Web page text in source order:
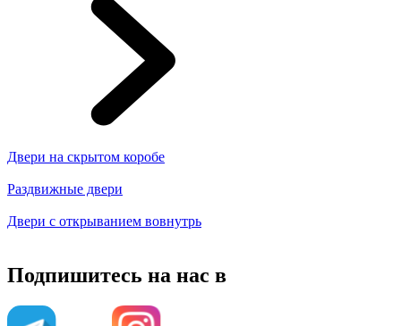
Двери на скрытом коробе
Раздвижные двери
Двери с открыванием вовнутрь
Подпишитесь на нас в